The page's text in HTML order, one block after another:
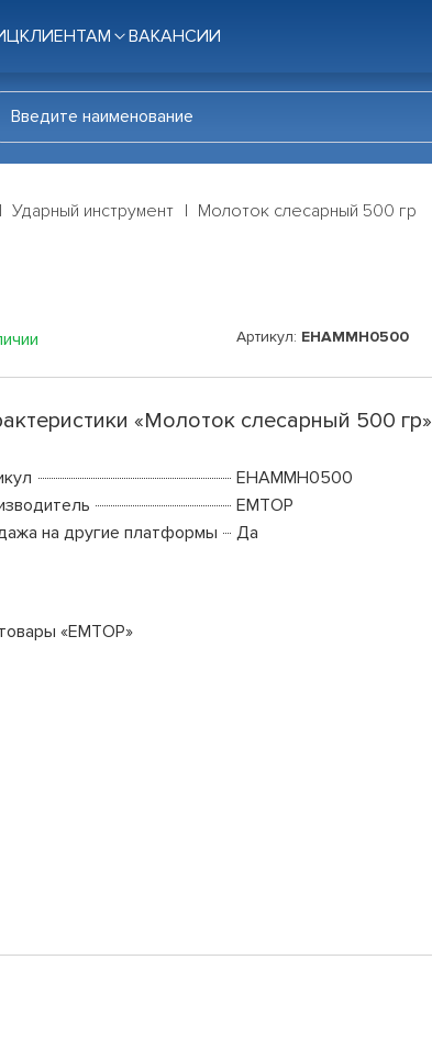
КЛИЕНТАМ ВАКАНСИИ
Ударный инструмент Молоток слесарный 500 гр
Артикул: EHAMMH0500
«Молоток слесарный 500 гр»
EHAMMH0500
EMTOP
на другие платформы
Да
«EMTOP»